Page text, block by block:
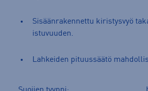
Sisäänrakennettu kiristysvyö
istuvuuden.
Lahkeiden pituussäätö